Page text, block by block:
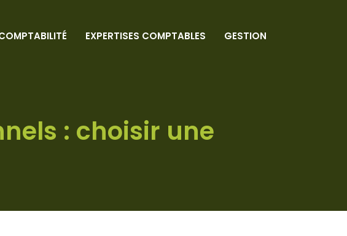
EXPERTISES COMPTABLES GESTION
: choisir une